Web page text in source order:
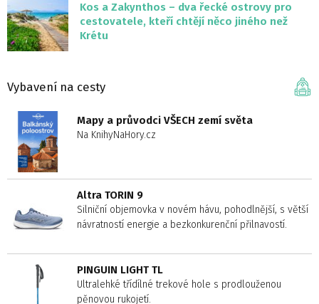
Kos a Zakynthos – dva řecké ostrovy pro
cestovatele, kteří chtějí něco jiného než
Krétu
Vybavení na cesty
Mapy a průvodci VŠECH zemí světa
Na KnihyNaHory.cz
Altra TORIN 9
Silniční objemovka v novém hávu, pohodlnější, s větší
návratností energie a bezkonkurenční přilnavostí.
PINGUIN LIGHT TL
Ultralehké třídílné trekové hole s prodlouženou
pěnovou rukojetí.